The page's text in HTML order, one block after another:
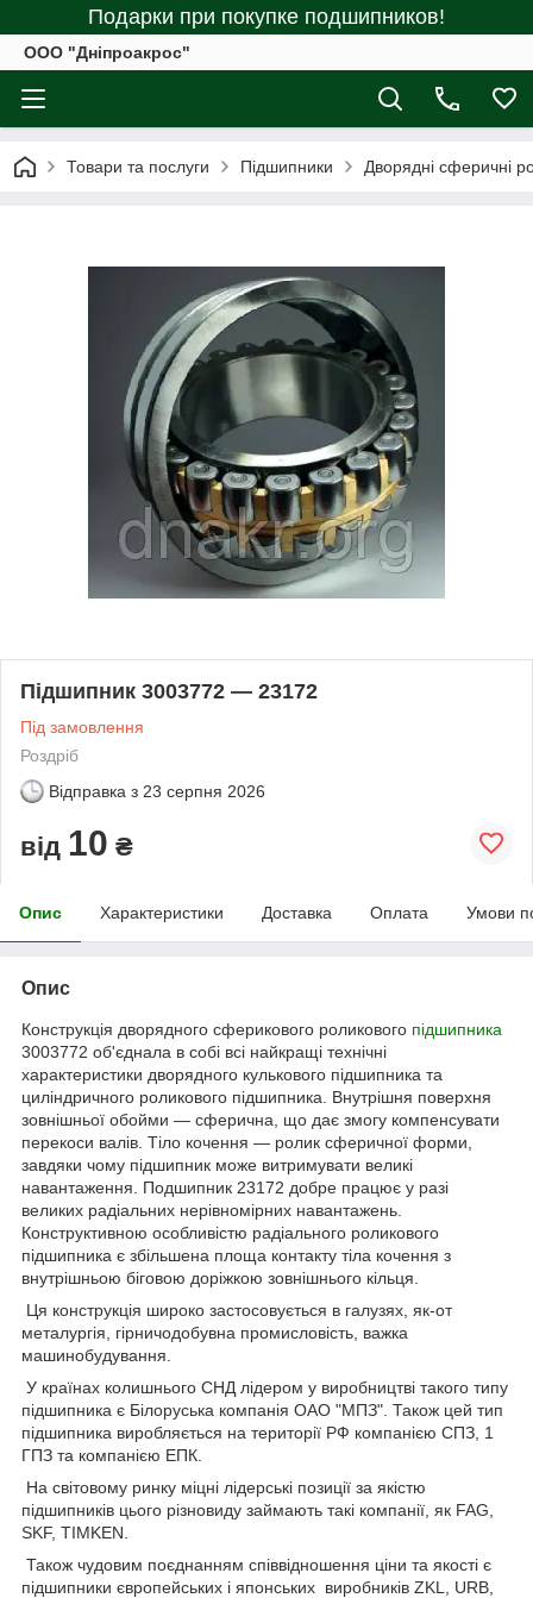
Подарки при покупке подшипников!
ООО "Дніпроакрос"
Товари та послуги Підшипники Дворядні сферичні
Підшипник 3003772 — 23172
Під замовлення
Роздріб
Відправка з 23 серпня 2026
від 10 ₴
Опис Характеристики Доставка Оплата Умови
Опис
Конструкція дворядного сферикового роликового підшипника
3003772 об'єднала в собі всі найкращі технічні
характеристики дворядного кулькового підшипника та
циліндричного роликового підшипника. Внутрішня поверхня
зовнішньої обойми — сферична, що дає змогу компенсувати
перекоси валів. Тіло кочення — ролик сферичної форми,
завдяки чому підшипник може витримувати великі
навантаження. Подшипник 23172 добре працює у разі
великих радіальних нерівномірних навантажень.
Конструктивною особливістю радіального роликового
підшипника є збільшена площа контакту тіла кочення з
внутрішньою біговою доріжкою зовнішнього кільця.
Ця конструкція широко застосовується в галузях, як-от
металургія, гірничодобувна промисловість, важка
машинобудування.
У країнах колишнього СНД лідером у виробництві такого типу
підшипника є Білоруська компанія ОАО "МПЗ". Також цей тип
підшипника виробляється на території РФ компанією СПЗ, 1
ГПЗ та компанією ЕПК.
На світовому ринку міцні лідерські позиції за якістю
підшипників цього різновиду займають такі компанії, як FAG,
SKF, TIMKEN.
Також чудовим поєднанням співвідношення ціни та якості є
підшипники європейських і японських виробників ZKL, URB,